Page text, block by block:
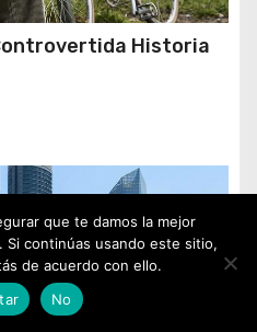
Historia
que te damos la mejor
continúas usando este sitio,
de acuerdo con ello.
No